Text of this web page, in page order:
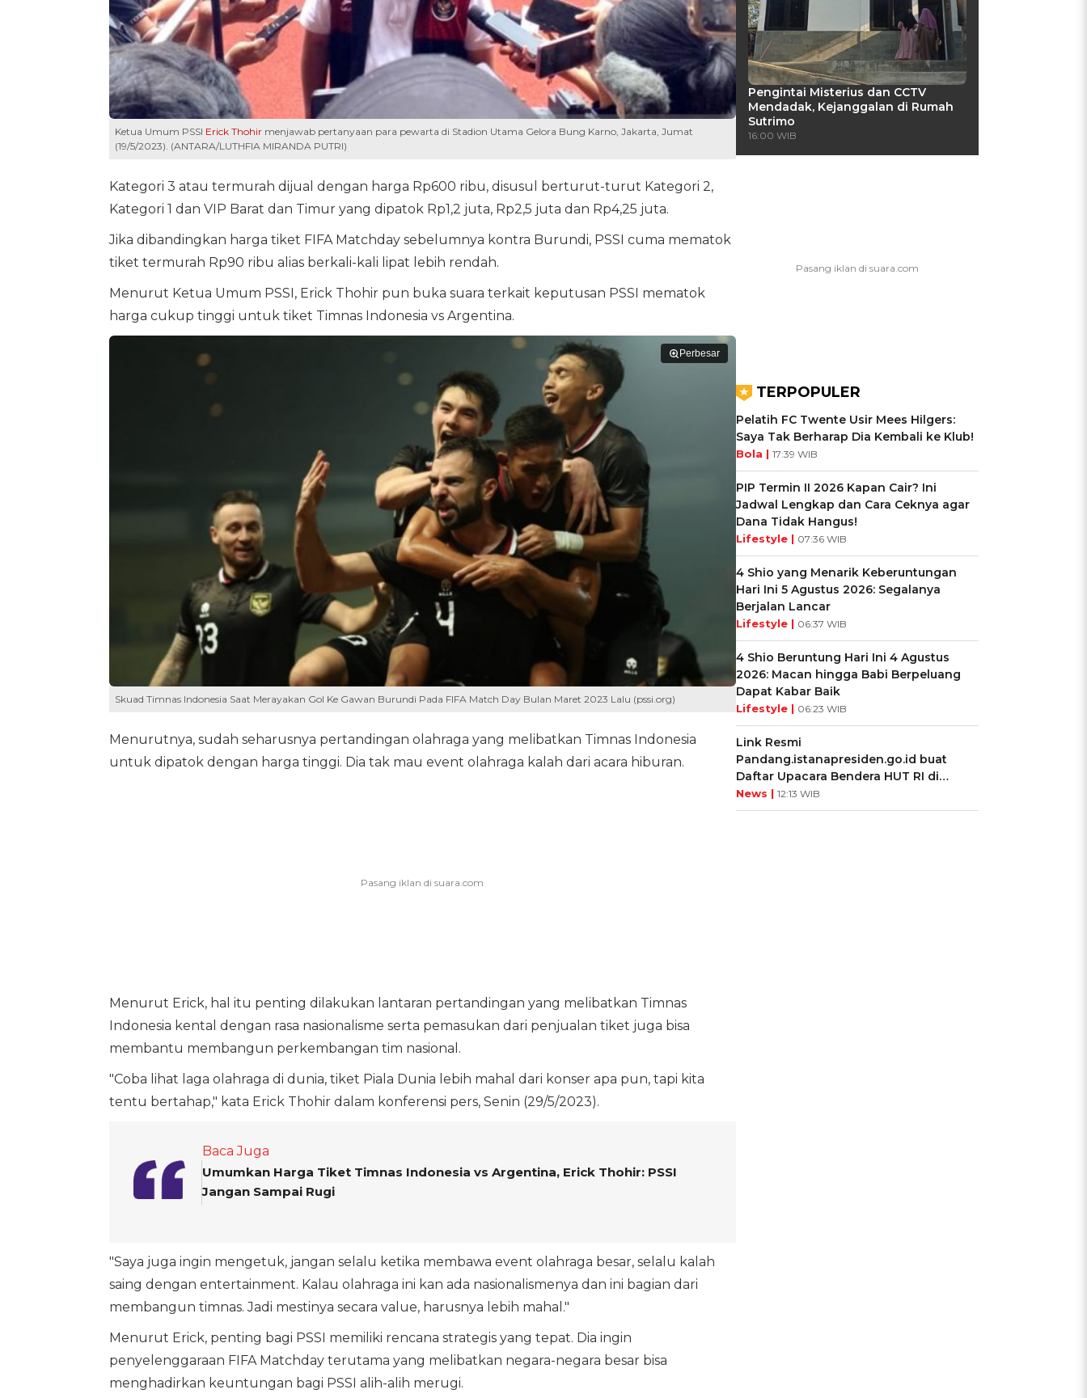
Ketua Umum PSSI Erick Thohirmenjawab pertanyaan para pewarta di Stadion Utama Gelora Bung Karno, Jakarta, Jumat
(19/5/2023). (ANTARA/LUTHFIA MIRANDA PUTRI)
Kategori 3 atau termurah dijual dengan harga Rp600 ribu, disusul berturut-turut Kategori 2,
Kategori 1 dan VIP Barat dan Timur yang dipatok Rp1,2 juta, Rp2,5 juta dan Rp4,25 juta.
Jika dibandingkan harga tiket FIFA Matchday sebelumnya kontra Burundi, PSSI cuma mematok
tiket termurah Rp90 ribu alias berkali-kali lipat lebih rendah.
Menurut Ketua Umum PSSI, Erick Thohir pun buka suara terkait keputusan PSSI mematok
harga cukup tinggi untuk tiket Timnas Indonesia vs Argentina.
Perbesar
Skuad Timnas Indonesia Saat Merayakan Gol Ke Gawan Burundi Pada FIFA Match Day Bulan Maret 2023 Lalu (pssi.org)
Menurutnya, sudah seharusnya pertandingan olahraga yang melibatkan Timnas Indonesia
untuk dipatok dengan harga tinggi. Dia tak mau event olahraga kalah dari acara hiburan.
Menurut Erick, hal itu penting dilakukan lantaran pertandingan yang melibatkan Timnas
Indonesia kental dengan rasa nasionalisme serta pemasukan dari penjualan tiket juga bisa
membantu membangun perkembangan tim nasional.
"Coba lihat laga olahraga di dunia, tiket Piala Dunia lebih mahal dari konser apa pun, tapi kita
tentu bertahap," kata Erick Thohir dalam konferensi pers, Senin (29/5/2023).
Baca Juga
Umumkan Harga Tiket Timnas Indonesia vs Argentina, Erick Thohir: PSSI
Jangan Sampai Rugi
"Saya juga ingin mengetuk, jangan selalu ketika membawa event olahraga besar, selalu kalah
saing dengan entertainment. Kalau olahraga ini kan ada nasionalismenya dan ini bagian dari
membangun timnas. Jadi mestinya secara value, harusnya lebih mahal."
Menurut Erick, penting bagi PSSI memiliki rencana strategis yang tepat. Dia ingin
penyelenggaraan FIFA Matchday terutama yang melibatkan negara-negara besar bisa
menghadirkan keuntungan bagi PSSI alih-alih merugi.
Pengintai Misterius dan CCTV
Mendadak, Kejanggalan di Rumah
Sutrimo
16:00 WIB
TERPOPULER
Pelatih FC Twente Usir Mees Hilgers:
Saya Tak Berharap Dia Kembali ke Klub!
Bola | 17:39 WIB
PIP Termin II 2026 Kapan Cair? Ini
Jadwal Lengkap dan Cara Ceknya agar
Dana Tidak Hangus!
Lifestyle | 07:36 WIB
4 Shio yang Menarik Keberuntungan
Hari Ini 5 Agustus 2026: Segalanya
Berjalan Lancar
Lifestyle | 06:37 WIB
4 Shio Beruntung Hari Ini 4 Agustus
2026: Macan hingga Babi Berpeluang
Dapat Kabar Baik
Lifestyle | 06:23 WIB
Link Resmi
Pandang.istanapresiden.go.id buat
Daftar Upacara Bendera HUT RI di
Istana Negara
News | 12:13 WIB